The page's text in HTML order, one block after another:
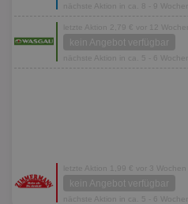
nächste Aktion in ca. 8 - 9 Wochen
letzte Aktion 2,79 € vor 12 Wochen
kein Angebot verfügbar
nächste Aktion in ca. 5 - 6 Wochen
letzte Aktion 1,99 € vor 3 Wochen
kein Angebot verfügbar
nächste Aktion in ca. 5 - 6 Wochen